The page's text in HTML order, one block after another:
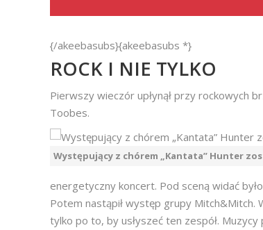
{/akeebasubs}{akeebasubs *}
ROCK I NIE TYLKO
Pierwszy wieczór upłynął przy rockowych
Toobes.
Występujący z chórem „Kantata” Hunter
energetyczny koncert. Pod sceną widać
Potem nastąpił występ grupy Mitch&Mitch.
tylko po to, by usłyszeć ten zespół.